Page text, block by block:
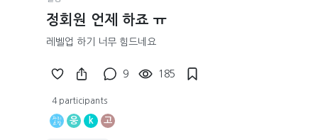
정회원 언제 하죠 ㅠ
레벨업 하기 너무 힘드네요
9 185
4 participants
웅 k 고